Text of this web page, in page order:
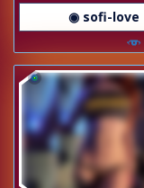
◉ sofi-love